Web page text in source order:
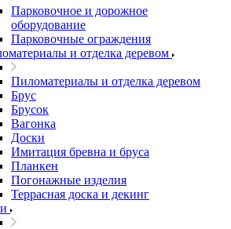
Парковочное и дорожное
оборудование
Парковочные ограждения
и отделка деревом
Пиломатериалы и отделка деревом
Брус
Брусок
Вагонка
Доски
Имитация бревна и бруса
Планкен
Погонажные изделия
Террасная доска и декинг